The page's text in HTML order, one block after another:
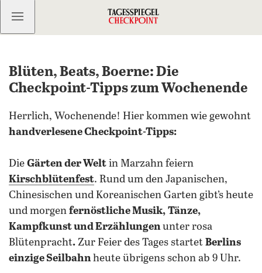
Kostenlos anmelden
Blüten, Beats, Boerne: Die
Checkpoint-Tipps zum Wochenende
Herrlich, Wochenende! Hier kommen wie gewohnt
handverlesene Checkpoint-Tipps:
Die Gärten der Welt in Marzahn feiern
Kirschblütenfest. Rund um den Japanischen,
Chinesischen und Koreanischen Garten gibt’s heute
und morgen fernöstliche Musik, Tänze,
Kampfkunst und Erzählungenunter rosa
Blütenpracht. Zur Feier des Tages startet Berlins
einzige Seilbahnheute übrigens schon ab 9 Uhr.